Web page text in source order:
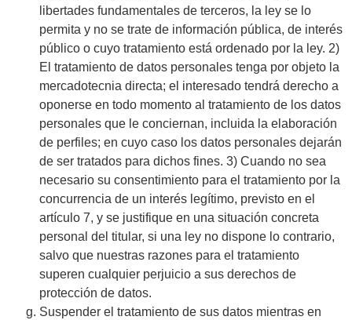
libertades fundamentales de terceros, la ley se lo
permita y no se trate de información pública, de interés
público o cuyo tratamiento está ordenado por la ley. 2)
El tratamiento de datos personales tenga por objeto la
mercadotecnia directa; el interesado tendrá derecho a
oponerse en todo momento al tratamiento de los datos
personales que le conciernan, incluida la elaboración
de perfiles; en cuyo caso los datos personales dejarán
de ser tratados para dichos fines. 3) Cuando no sea
necesario su consentimiento para el tratamiento por la
concurrencia de un interés legítimo, previsto en el
artículo 7, y se justifique en una situación concreta
personal del titular, si una ley no dispone lo contrario,
salvo que nuestras razones para el tratamiento
superen cualquier perjuicio a sus derechos de
protección de datos.
Suspender el tratamiento de sus datos mientras en